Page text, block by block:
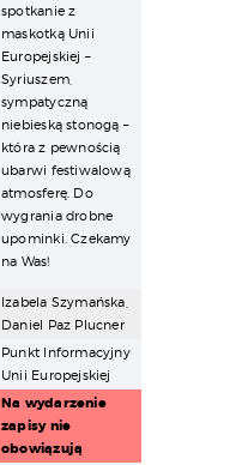
spotkanie z
maskotką Unii
Europejskiej –
Syriuszem,
sympatyczną
niebieską stonogą –
która z pewnością
ubarwi festiwalową
atmosferę. Do
wygrania drobne
upominki. Czekamy
na Was!
Izabela Szymańska,
Daniel Paz Plucner
Punkt Informacyjny
Unii Europejskiej
Na wydarzenie
zapisy nie
obowiązują